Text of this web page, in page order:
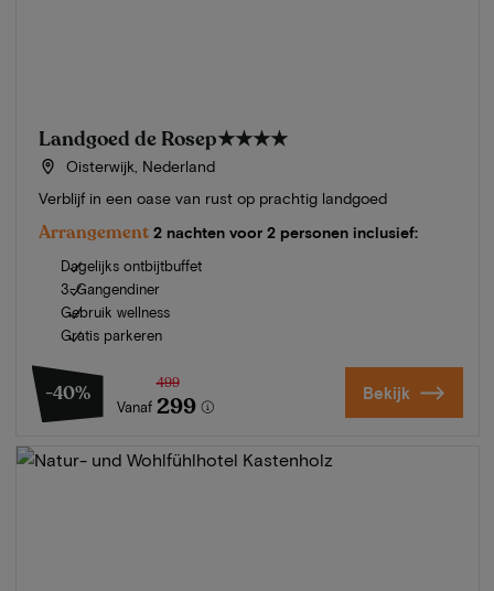
Landgoed de Rosep★★★★
Oisterwijk, Nederland
Verblijf in een oase van rust op prachtig landgoed
Arrangement 2 nachten voor 2 personen inclusief:
Dagelijks ontbijtbuffet
3-Gangendiner
Gebruik wellness
Gratis parkeren
-40%
Vanaf
499
299 Bekijk